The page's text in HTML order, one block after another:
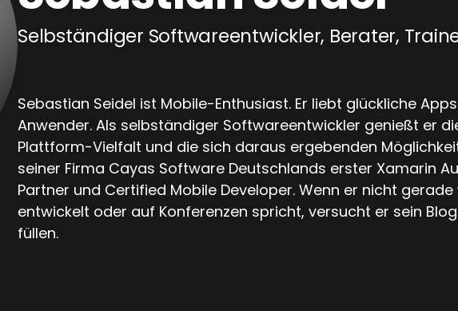
Selbständiger Softwareentwickler, Berater,
Sebastian Seidel ist Mobile-Enthusiast. Er liebt glückliche
Anwender. Als selbständiger Softwareentwickler genießt er
Plattform-Vielfalt und die sich daraus ergebenden
seiner Firma Cayas Software Deutschlands erster Xamarin
Partner und Certified Mobile Developer. Wenn er nicht
entwickelt oder auf Konferenzen spricht, versucht er sein
füllen.